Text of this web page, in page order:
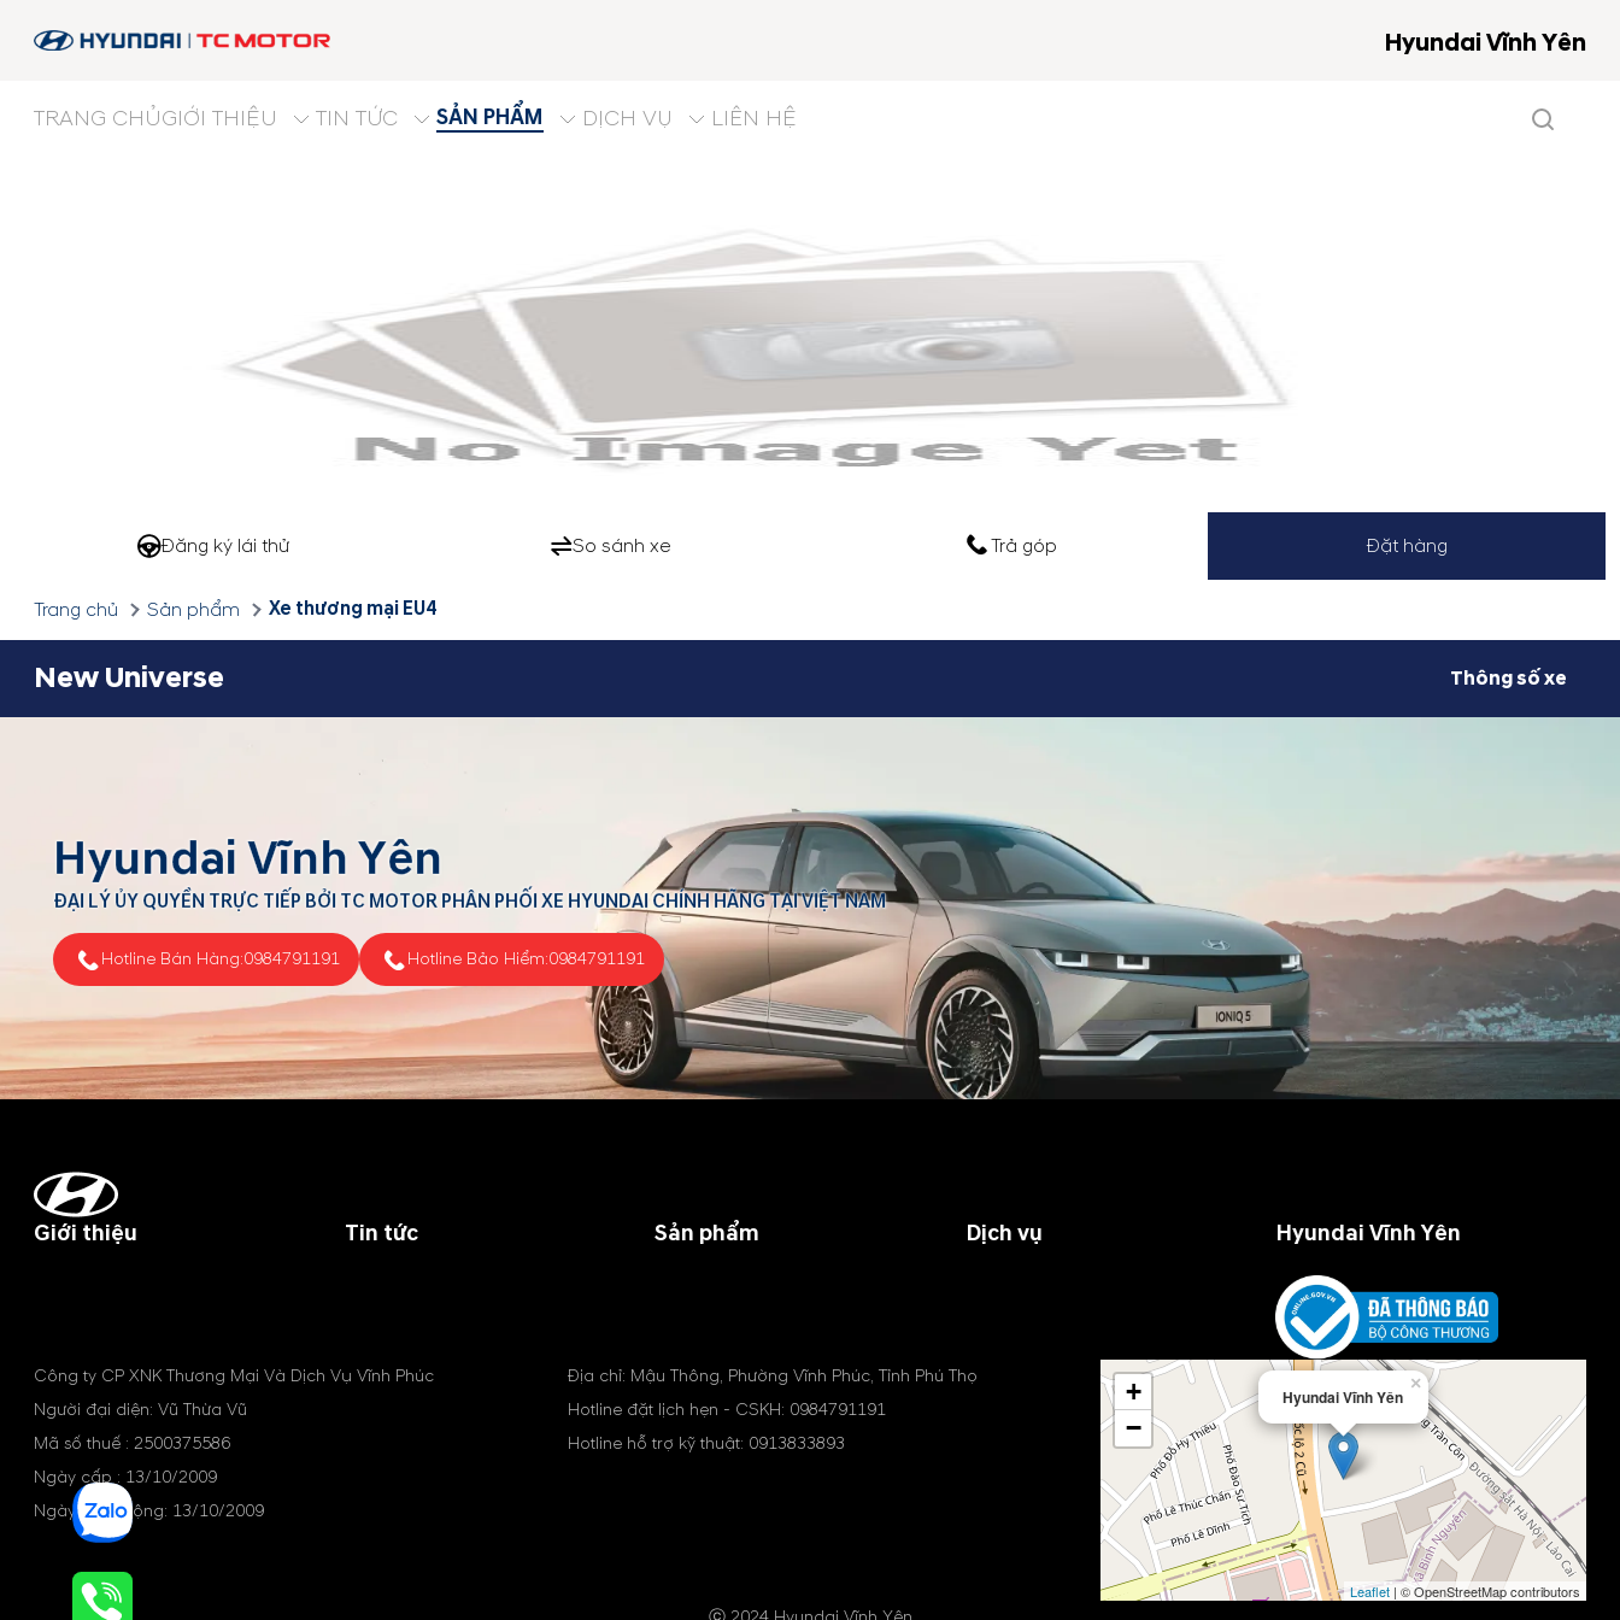
Hyundai Vĩnh Yên
TRANG CHỦGIỚI THIỆU TIN TỨC SẢN PHẨM DỊCH VỤ LIÊN HỆ
Đăng ký lái thử So sánh xe Trả góp Đặt hàng
Trang chủ Sản phẩm Xe thương mại EU4
New Universe Thông số xe
Hyundai Vĩnh Yên
ĐẠI LÝ ỦY QUYỀN TRỰC TIẾP BỞI TC MOTOR PHÂN PHỐI XE HYUNDAI CHÍNH HÃNG TẠI VIỆT NAM
Hotline Bán Hàng:0984791191 Hotline Bảo Hiểm:0984791191
Giới thiệu Tin tức Sản phẩm Dịch vụ Hyundai Vĩnh Yên
Công ty CP XNK Thương Mại Và Dịch Vụ Vĩnh Phúc
Người đại diện: Vũ Thừa Vũ
Mã số thuế : 2500375586
Ngày cấp : 13/10/2009
Ngày hoạt động: 13/10/2009
Địa chỉ: Mậu Thông, Phường Vĩnh Phúc, Tỉnh Phú Thọ
Hotline đặt lịch hẹn - CSKH: 0984791191
Hotline hỗ trợ kỹ thuật: 0913833893
Hyundai Vĩnh Yên
×
+
−
Leaflet| © OpenStreetMap contributors